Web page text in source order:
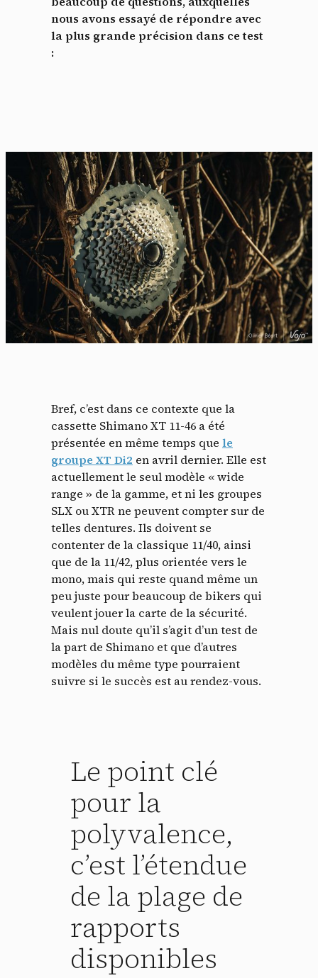
nous avons essayé de répondre avec
la plus grande précision dans ce test
:
Bref, c’est dans ce contexte que la
cassette Shimano XT 11-46 a été
présentée en même temps que le
groupe XT Di2 en avril dernier. Elle est
actuellement le seul modèle « wide
range » de la gamme, et ni les groupes
SLX ou XTR ne peuvent compter sur de
telles dentures. Ils doivent se
contenter de la classique 11/40, ainsi
que de la 11/42, plus orientée vers le
mono, mais qui reste quand même un
peu juste pour beaucoup de bikers qui
veulent jouer la carte de la sécurité.
Mais nul doute qu’il s’agit d’un test de
la part de Shimano et que d’autres
modèles du même type pourraient
suivre si le succès est au rendez-vous.
Le point clé
pour la
polyvalence,
c’est l’étendue
de la plage de
rapports
disponibles